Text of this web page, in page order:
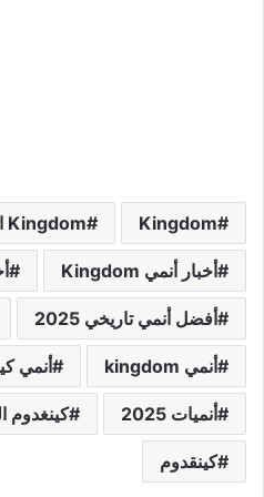
Kingdom Kingdom الموسم السادس 2025
أخبار أنمي Kingdom
أفضل أنمي تاريخي 2025
أنمي kingdom أنمي
أنميات 2025 كينغدوم
كينقدوم